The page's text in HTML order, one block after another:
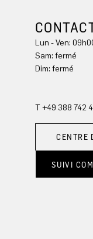
Lun - Ven:
Sam: fermé
Dim: fermé
T +49 388 742
CENTRE
SUIVI